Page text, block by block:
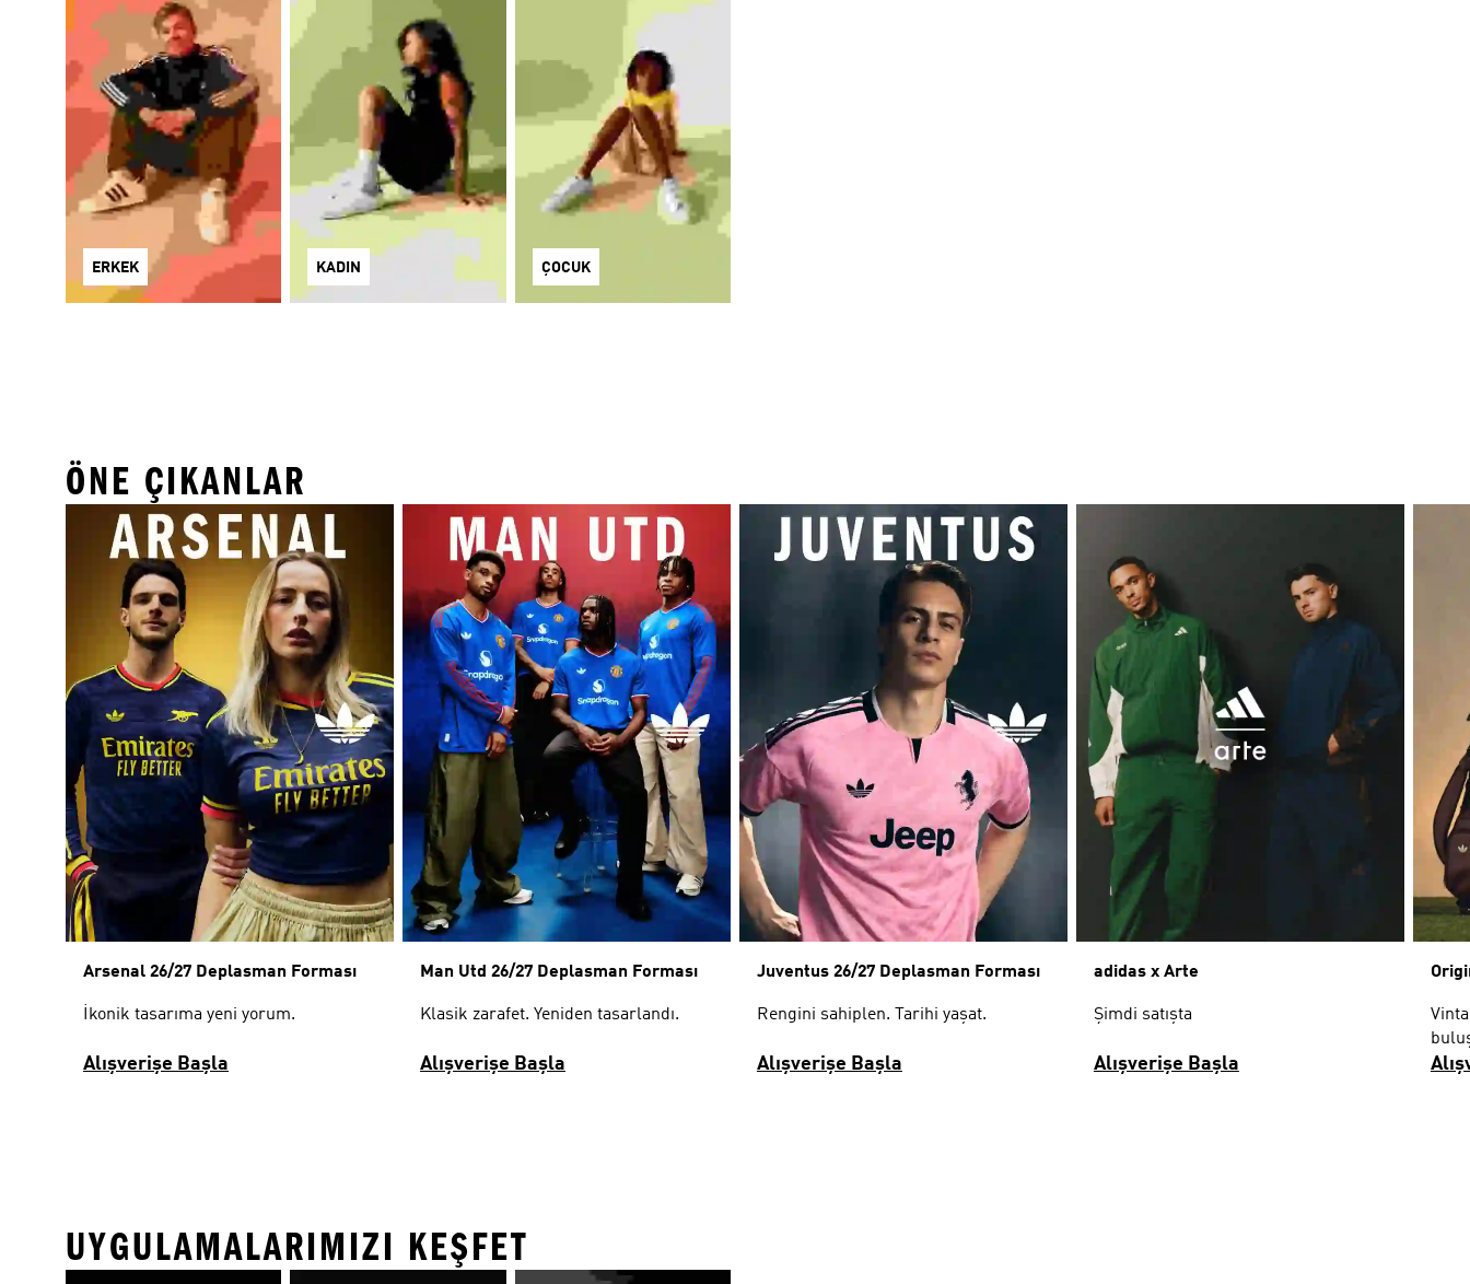
ERKEK KADIN ÇOCUK
ÖNE ÇIKANLAR
Arsenal 26/27 Deplasman Forması
İkonik tasarıma yeni yorum.
Alışverişe Başla
Man Utd 26/27 Deplasman Forması
Klasik zarafet. Yeniden tasarlandı.
Alışverişe Başla
Juventus 26/27 Deplasman Forması
Rengini sahiplen. Tarihi yaşat.
Alışverişe Başla
adidas x Arte
Şimdi satışta
Alışverişe Başla
UYGULAMALARIMIZI KEŞFET